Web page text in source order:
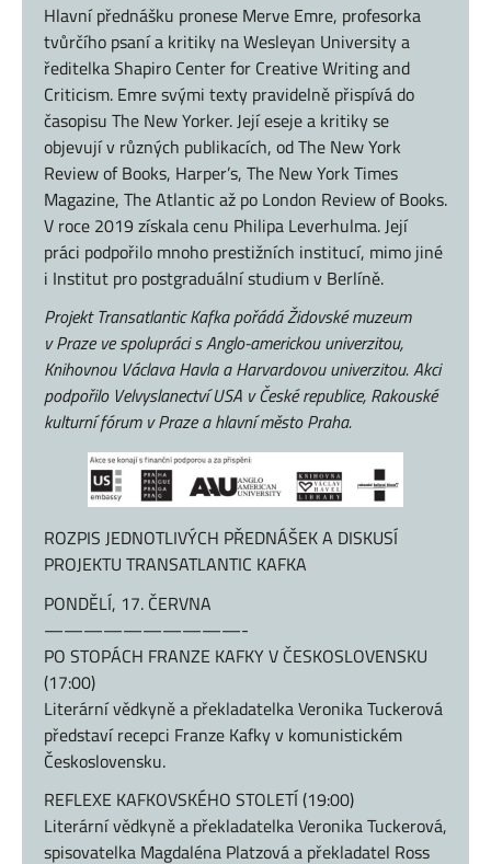
Hlavní přednášku pronese Merve Emre, profesorka
tvůrčího psaní a kritiky na Wesleyan University a
ředitelka Shapiro Center for Creative Writing and
Criticism. Emre svými texty pravidelně přispívá do
časopisu The New Yorker. Její eseje a kritiky se
objevují v různých publikacích, od The New York
Review of Books, Harper’s, The New York Times
Magazine, The Atlantic až po London Review of Books.
V roce 2019 získala cenu Philipa Leverhulma. Její
práci podpořilo mnoho prestižních institucí, mimo jiné
i Institut pro postgraduální studium v Berlíně.
Projekt Transatlantic Kafka pořádá Židovské muzeum
v Praze ve spolupráci s Anglo-americkou univerzitou,
Knihovnou Václava Havla a Harvardovou univerzitou. Akci
podpořilo Velvyslanectví USA v České republice, Rakouské
kulturní fórum v Praze a hlavní město Praha.
ROZPIS JEDNOTLIVÝCH PŘEDNÁŠEK A DISKUSÍ
PROJEKTU TRANSATLANTIC KAFKA
PONDĚLÍ, 17. ČERVNA
——————————-
PO STOPÁCH FRANZE KAFKY V ČESKOSLOVENSKU
(17:00)
Literární vědkyně a překladatelka Veronika Tuckerová
představí recepci Franze Kafky v komunistickém
Československu.
REFLEXE KAFKOVSKÉHO STOLETÍ (19:00)
Literární vědkyně a překladatelka Veronika Tuckerová,
spisovatelka Magdaléna Platzová a překladatel Ross